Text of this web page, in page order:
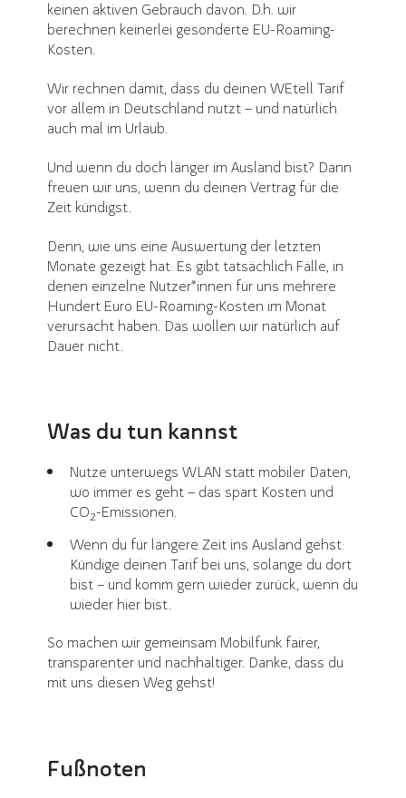
keinen aktiven Gebrauch davon. D.h. wir
berechnen keinerlei gesonderte EU-Roaming-
Kosten.
Wir rechnen damit, dass du deinen WEtell Tarif
vor allem in Deutschland nutzt – und natürlich
auch mal im Urlaub.
Und wenn du doch länger im Ausland bist? Dann
freuen wir uns, wenn du deinen Vertrag für die
Zeit kündigst.
Denn, wie uns eine Auswertung der letzten
Monate gezeigt hat: Es gibt tatsächlich Fälle, in
denen einzelne Nutzer*innen für uns mehrere
Hundert Euro EU-Roaming-Kosten im Monat
verursacht haben. Das wollen wir natürlich auf
Dauer nicht.
Was du tun kannst
Nutze unterwegs WLAN statt mobiler Daten,
wo immer es geht – das spart Kosten und
CO2-Emissionen.
Wenn du für längere Zeit ins Ausland gehst:
Kündige deinen Tarif bei uns, solange du dort
bist – und komm gern wieder zurück, wenn du
wieder hier bist.
So machen wir gemeinsam Mobilfunk fairer,
transparenter und nachhaltiger. Danke, dass du
mit uns diesen Weg gehst!
Fußnoten